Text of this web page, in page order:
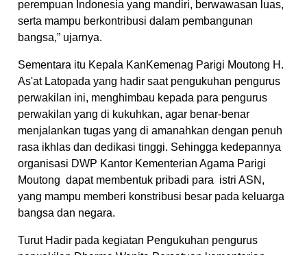
perempuan Indonesia yang mandiri, berwawasan luas,
serta mampu berkontribusi dalam pembangunan
bangsa,” ujarnya.
Sementara itu Kepala KanKemenag Parigi Moutong H.
As'at Latopada yang hadir saat pengukuhan pengurus
perwakilan ini, menghimbau kepada para pengurus
perwakilan yang di kukuhkan, agar benar-benar
menjalankan tugas yang di amanahkan dengan penuh
rasa ikhlas dan dedikasi tinggi. Sehingga kedepannya
organisasi DWP Kantor Kementerian Agama Parigi
Moutong dapat membentuk pribadi para istri ASN,
yang mampu memberi konstribusi besar pada keluarga
bangsa dan negara.
Turut Hadir pada kegiatan Pengukuhan pengurus